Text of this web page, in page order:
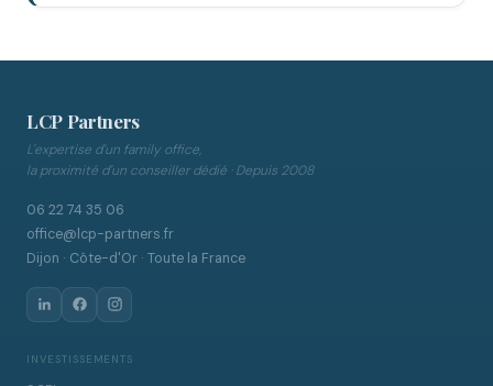
LCP Partners
L'expertise d'un family office,
la proximité d'un conseiller dédié · Depuis 2008
06 22 74 35 06
office@lcp-partners.fr
Dijon · Côte-d'Or · Toute la France
INVESTISSEMENTS